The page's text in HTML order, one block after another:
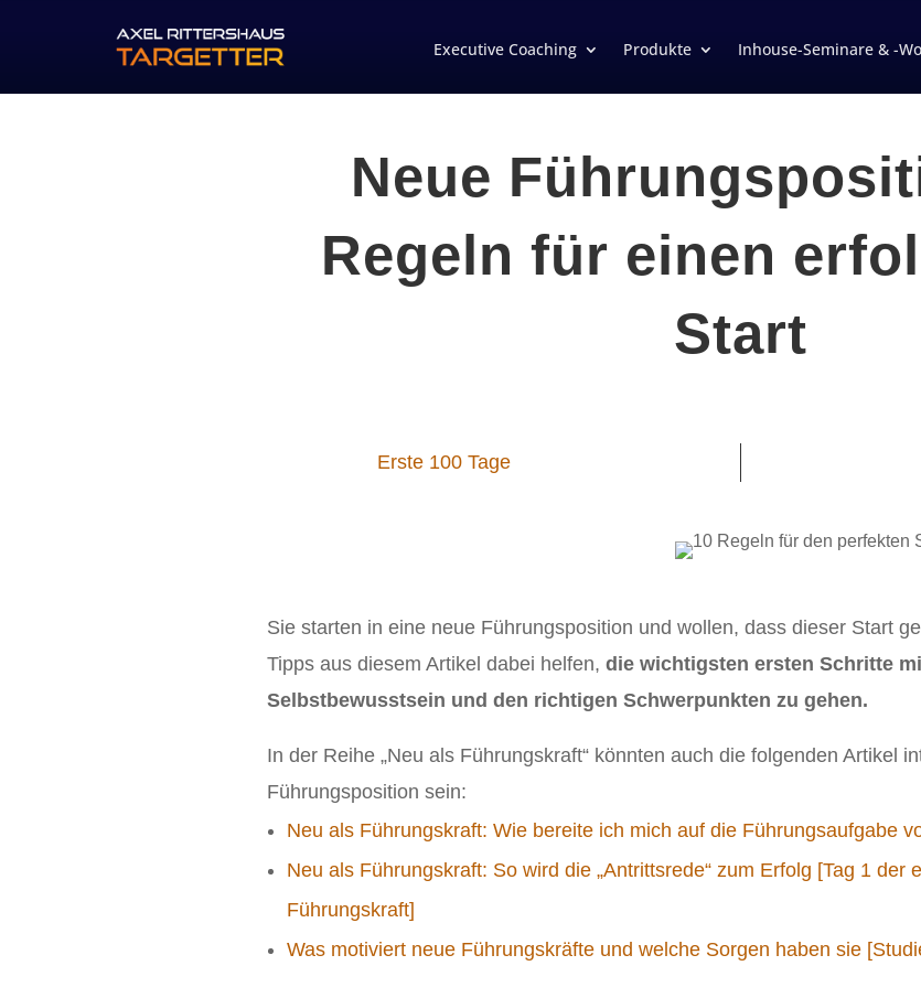
Executive Coaching Produkte Inhouse-Seminare & -
Neue
Regeln für einen
Start
Erste 100 Tage
Sie starten in eine neue Führungsposition und wollen, dass dieser Start
Tipps aus diesem Artikel dabei helfen, die wichtigsten ersten Schritte
Selbstbewusstsein und den richtigen Schwerpunkten zu gehen.
In der Reihe „Neu als Führungskraft“ könnten auch die folgenden Artikel
Führungsposition sein:
Neu als Führungskraft: Wie bereite ich mich auf die Führungsaufgabe
Neu als Führungskraft: So wird die „Antrittsrede“ zum Erfolg [Tag 1 der
Führungskraft]
Was motiviert neue Führungskräfte und welche Sorgen haben sie